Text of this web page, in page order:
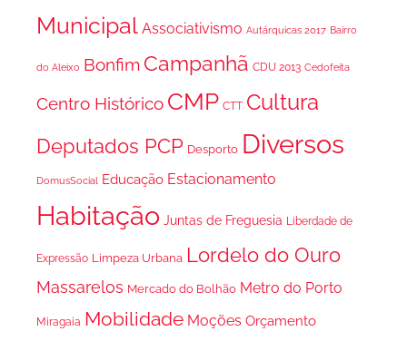
Municipal Associativismo Autárquicas 2017 Bairro
do Aleixo Bonfim Campanhã CDU 2013 Cedofeita
Centro Histórico CMP CTT Cultura
Deputados PCP Desporto Diversos
DomusSocial Educação Estacionamento
Habitação Juntas de Freguesia Liberdade de
Expressão Limpeza Urbana Lordelo do Ouro
Massarelos Mercado do Bolhão Metro do Porto
Miragaia Mobilidade Moções Orçamento